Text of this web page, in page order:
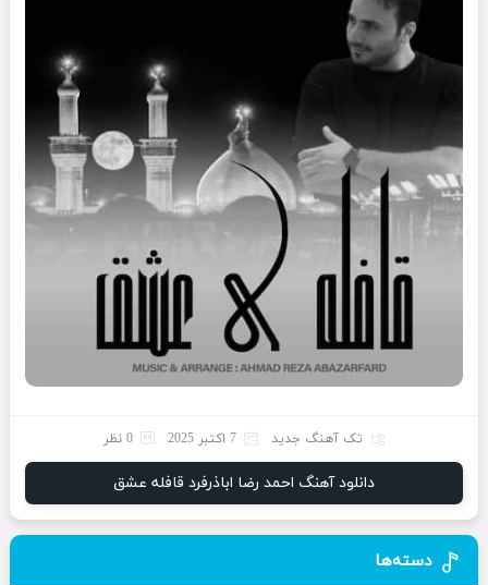
تک آهنگ جدید 7 اکتبر 2025 0 نظر
دانلود آهنگ احمد رضا اباذرفرد قافله عشق
دسته‌ها